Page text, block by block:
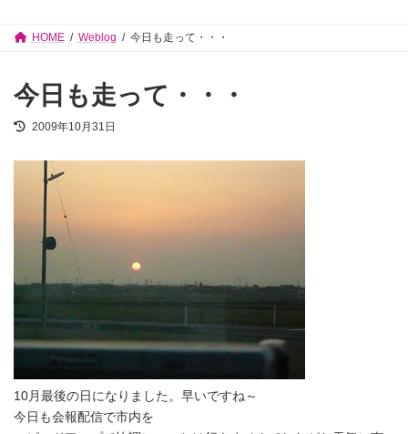
HOME Weblog 今日も走って・・・
今日も走って・・・
最
2009年10月31日
10月最後の日になりました。早いですね～
今日も会報配信で市内を